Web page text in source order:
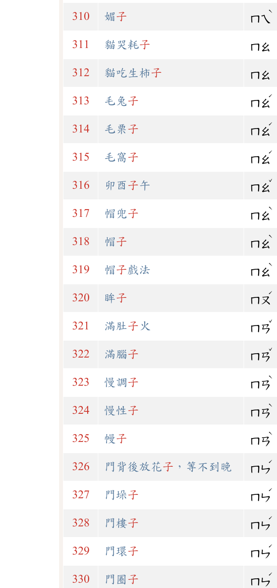
310 媚子 ㄇㄟ
ˋ
311 貓哭耗子 ㄇㄠ
312 貓吃生柿子 ㄇㄠ
313 毛兔子 ㄇㄠ
ˊ
314 毛栗 子 ㄇㄠ
ˊ
315 毛窩 子 ㄇㄠ
ˊ
316 卯酉 子午 ㄇㄠ
ˇ
317 帽兜子 ㄇㄠ
ˋ
318 帽子 ㄇㄠ
ˋ
319 帽子戲法 ㄇㄠ
ˋ
320 眸子 ㄇㄡ
ˊ
321 滿肚子 火 ㄇㄢ
ˇ
322 滿腦子 ㄇㄢ
ˇ
323 慢調子 ㄇㄢ
ˋ
324 慢性子 ㄇㄢ
ˋ
325 幔子 ㄇㄢ
ˋ
326 門背後放花子 ，等不到晚 ㄇㄣ
ˊ
327 門垛子 ㄇㄣ
ˊ
328 門樓子 ㄇㄣ
ˊ
329 門環 子 ㄇㄣ
ˊ
330 門圈 子 ㄇㄣ
ˊ